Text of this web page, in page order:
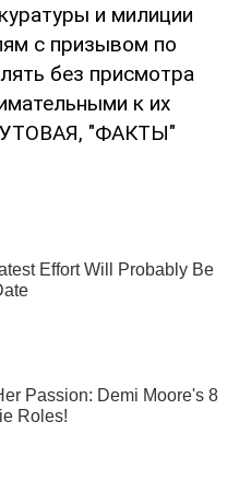
и милиции
с призывом по
без присмотра
к их
"ФАКТЫ"